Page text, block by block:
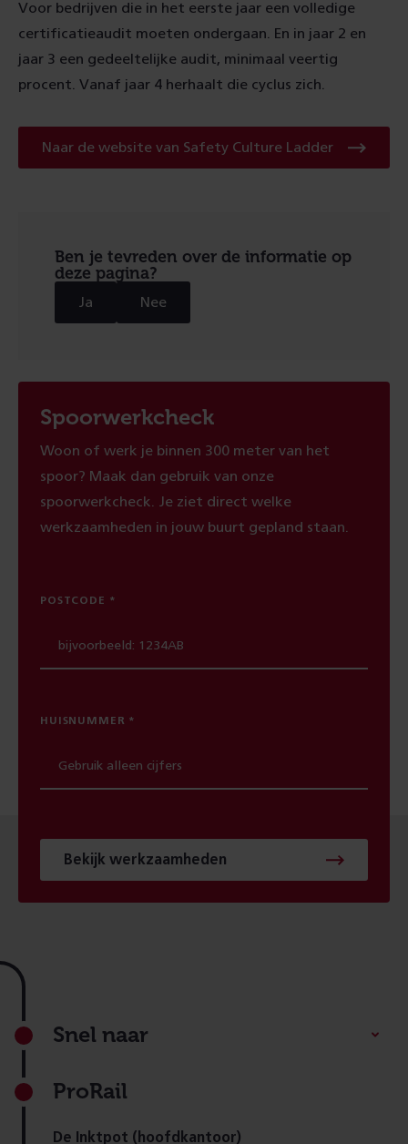
Voor bedrijven die in het eerste jaar een volledige
certificatieaudit moeten ondergaan. En in jaar 2 en
jaar 3 een gedeeltelijke audit, minimaal veertig
procent. Vanaf jaar 4 herhaalt die cyclus zich.
Naar de website van Safety Culture LadderNaar
Ben je tevreden over de informatie op
deze pagina?
Ja Nee
Spoorwerkcheck
Woon of werk je binnen 300 meter van het
spoor? Maak dan gebruik van onze
spoorwerkcheck. Je ziet direct welke
werkzaamheden in jouw buurt gepland staan.
POSTCODE
HUISNUMMER
Bekijk werkzaamheden
Footer
Snel naar
ProRail
De Inktpot (hoofdkantoor)